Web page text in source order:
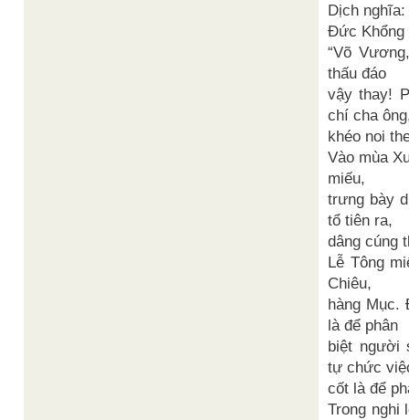
Dịch nghĩa:
Đức Khổng
“Võ
thấu đáo
vậy thay!
chí cha
khéo noi
Vào mùa
miếu,
trưng bày
tổ tiên ra,
dâng cúng
Lễ Tông
Chiêu,
hàng
là để phân
biệt người
tự chức
cốt là để
Trong